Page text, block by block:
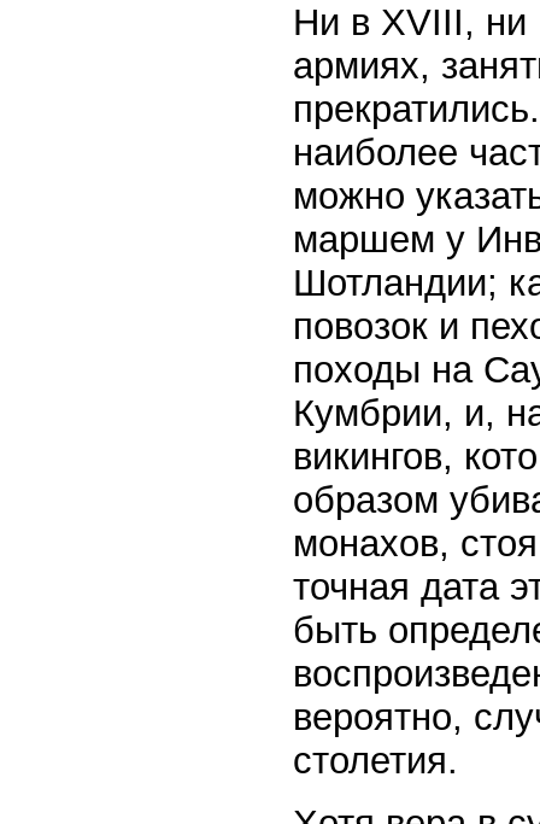
Ни в XVIII, ни
армиях,
наиболее
можно
маршем у
Шотландии;
повозок и
походы на
Кумбрии, и,
викингов,
образом
монахов,
точная дата
быть
вероятно,
столетия.